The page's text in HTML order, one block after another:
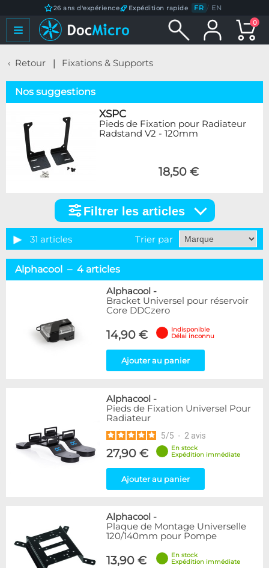
26 ans d'expérience Expédition rapide FR / EN
0
Retour Fixations & Supports
Nos suggestions
XSPC
Pieds de Fixation pour Radiateur
Radstand V2 - 120mm
18,50 €
articles
Marque
Alphacool
4
5
7
Phobya
6
WaterCool
3
Articles en promotions
Appliquer
Filtrer les articles
31 articles Trier par
Alphacool – 4 articles
Alphacool -
Bracket Universel pour réservoir
Core DDCzero
14,90 €
Indisponible
Délai inconnu
Ajouter au panier
Alphacool -
Pieds de Fixation Universel Pour
Radiateur
5/5 - 2 avis
27,90 €
En stock
Expédition immédiate
Ajouter au panier
Alphacool -
Plaque de Montage Universelle
120/140mm pour Pompe
13,90 €
En stock
Expédition immédiate